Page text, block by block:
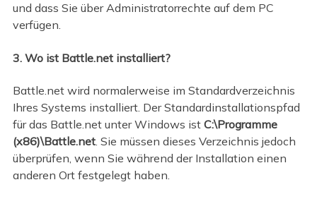
und dass Sie über Administratorrechte auf dem PC
verfügen.
3. Wo ist Battle.net installiert?
Battle.net wird normalerweise im Standardverzeichnis
Ihres Systems installiert. Der Standardinstallationspfad
für das Battle.net unter Windows ist C:\Programme
(x86)\Battle.net. Sie müssen dieses Verzeichnis jedoch
überprüfen, wenn Sie während der Installation einen
anderen Ort festgelegt haben.